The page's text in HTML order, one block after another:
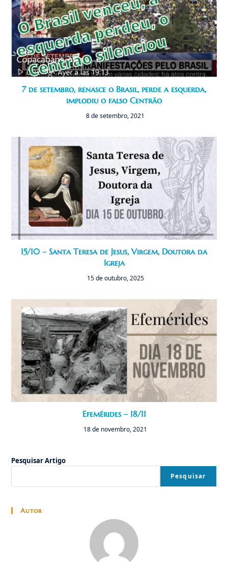
7 de setembro, renasce o Brasil, perde a esquerda,
implodiu o falso Centrão
8 de setembro, 2021
15/10 – Santa Teresa de Jesus, Virgem, Doutora da
Igreja
15 de outubro, 2025
Efemérides – 18/11
18 de novembro, 2021
Pesquisar Artigo
Pesquisar
Autor